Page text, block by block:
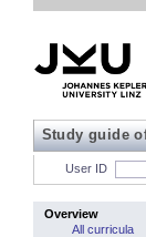
Study guide
User ID
Overview
All curricula